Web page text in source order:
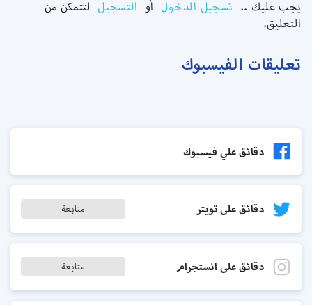
يجب عليك .. تسجيل الدخول أو التسجيل لتتمكن من
التعليق.
تعليقات الفيسبوك
دقائق علي فيسبوك
دقائق على تويتر متابعة
دقائق على انستجرام متابعة